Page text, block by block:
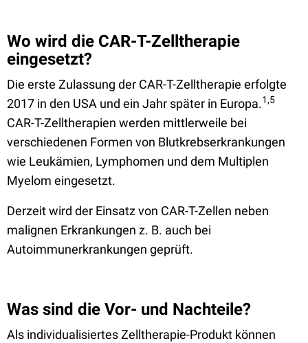
Wo wird die CAR-T-Zelltherapie
eingesetzt?
Die erste Zulassung der CAR-T-Zelltherapie erfolgte
2017 in den USA und ein Jahr später in Europa.1,5
CAR-T-Zelltherapien werden mittlerweile bei
verschiedenen Formen von Blutkrebserkrankungen
wie Leukämien, Lymphomen und dem Multiplen
Myelom eingesetzt.
Derzeit wird der Einsatz von CAR-T-Zellen neben
malignen Erkrankungen z. B. auch bei
Autoimmunerkrankungen geprüft.
Was sind die Vor- und Nachteile?
Als individualisiertes Zelltherapie-Produkt können